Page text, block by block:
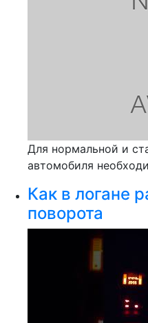
Для нормальной и
автомобиля
Как в логане
поворота